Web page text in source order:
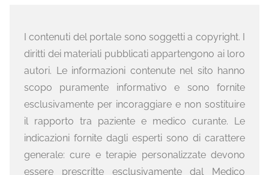
I contenuti del portale sono soggetti a copyright. I
diritti dei materiali pubblicati appartengono ai loro
autori. Le informazioni contenute nel sito hanno
scopo puramente informativo e sono fornite
esclusivamente per incoraggiare e non sostituire
il rapporto tra paziente e medico curante. Le
indicazioni fornite dagli esperti sono di carattere
generale: cure e terapie personalizzate devono
essere prescritte esclusivamente dal Medico